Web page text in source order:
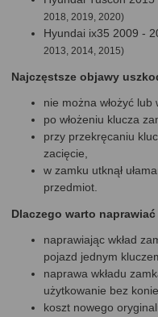
2018, 2019, 2020)
Hyundai ix35 2009 -
2013, 2014, 2015)
Najczęstsze objawy
nie można włożyć lub
po włożeniu klucza
przy przekręcaniu
zacięcie,
w zamku utknął
przedmiot.
Dlaczego warto naprawiać
naprawiając wkład
pojazd jednym
naprawa wkładu
użytkowanie bez
koszt nowego